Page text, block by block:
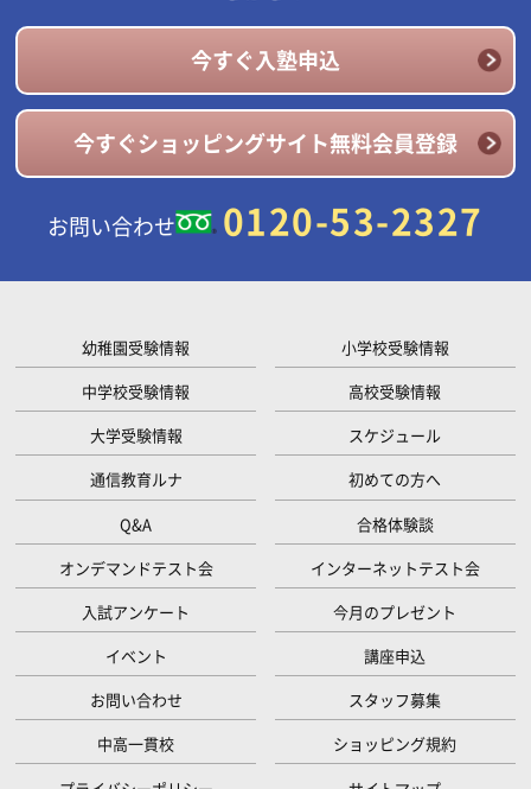
今すぐ入塾申込
今すぐショッピングサイト無料会員登録
お問い合わせ 0120-53-2327
幼稚園受験情報
小学校受験情報
中学校受験情報
高校受験情報
大学受験情報
スケジュール
通信教育ルナ
初めての方へ
Q&A
合格体験談
オンデマンドテスト会
インターネットテスト会
入試アンケート
今月のプレゼント
イベント
講座申込
お問い合わせ
スタッフ募集
中高一貫校
ショッピング規約